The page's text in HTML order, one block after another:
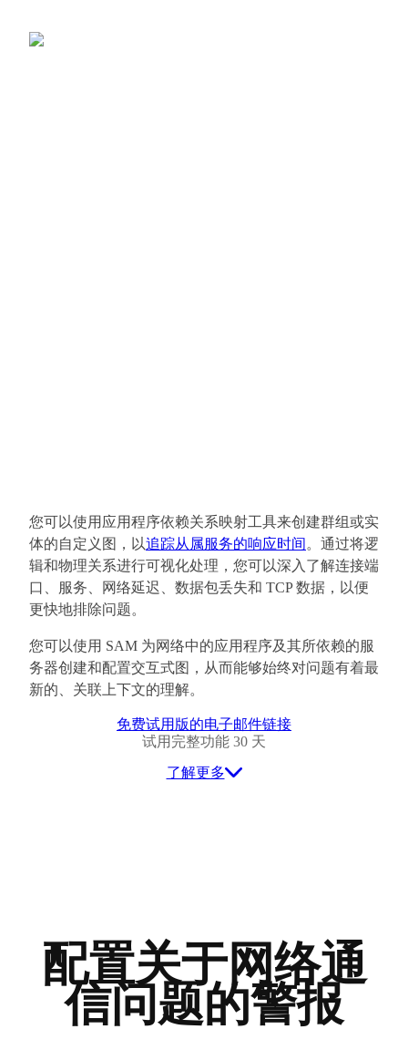
您可以使用应用程序依赖关系映射工具来创建群组或实
体的自定义图，以追踪从属服务的响应时间 。通过将逻
辑和物理关系进行可视化处理，您可以深入了解连接端
口、服务、网络延迟、数据包丢失和 TCP 数据，以便
更快地排除问题。
您可以使用 SAM 为网络中的应用程序及其所依赖的服
务器创建和配置交互式图，从而能够始终对问题有着最
新的、关联上下文的理解。
免费试用版的电子邮件链接
试用完整功能 30 天
了解更多
配置关于网络通
信问题的警报